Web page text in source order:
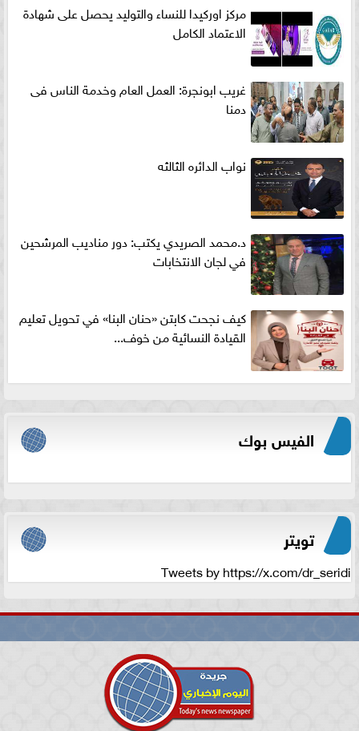
مركز اوركيدا للنساء والتوليد يحصل على شهادة
الاعتماد الكامل
غريب ابونجرة: العمل العام وخدمة الناس فى
دمنا
نواب الدائره الثالثه
د.محمد الصريدي يكتب: دور مناديب المرشحين
في لجان الانتخابات
كيف نجحت كابتن «حنان البنا» في تحويل تعليم
القيادة النسائية من خوف...
الفيس بوك
تويتر
Tweets by https://x.com/dr_seridi